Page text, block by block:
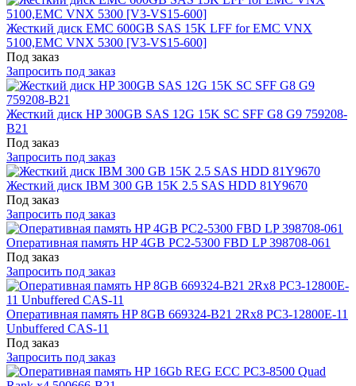
Жесткий диск EMC 600GB SAS 15K LFF for EMC VNX
5100,EMC VNX 5300 [V3-VS15-600]
Под заказ
Запросить под заказ
Жесткий диск HP 300GB SAS 12G 15K SC SFF G8 G9 759208-
B21
Под заказ
Запросить под заказ
Жесткий диск IBM 300 GB 15K 2.5 SAS HDD 81Y9670
Под заказ
Запросить под заказ
Оперативная память HP 4GB PC2-5300 FBD LP 398708-061
Под заказ
Запросить под заказ
Оперативная память HP 8GB 669324-B21 2Rx8 PC3-12800E-11
Unbuffered CAS-11
Под заказ
Запросить под заказ